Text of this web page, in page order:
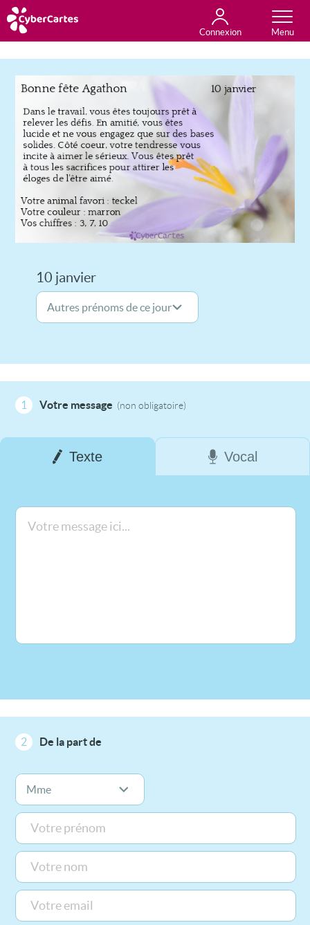
Connexion
Anniversaire
Fête du jour
Amour
Amitié
Merci
Toutes les cartes
10 janvier
1 Votre message (non obligatoire)
Texte Vocal
2 De la part de